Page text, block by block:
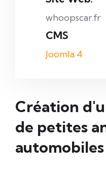
whoopscar.fr
CMS
Joomla 4
Création
de petites
automobiles